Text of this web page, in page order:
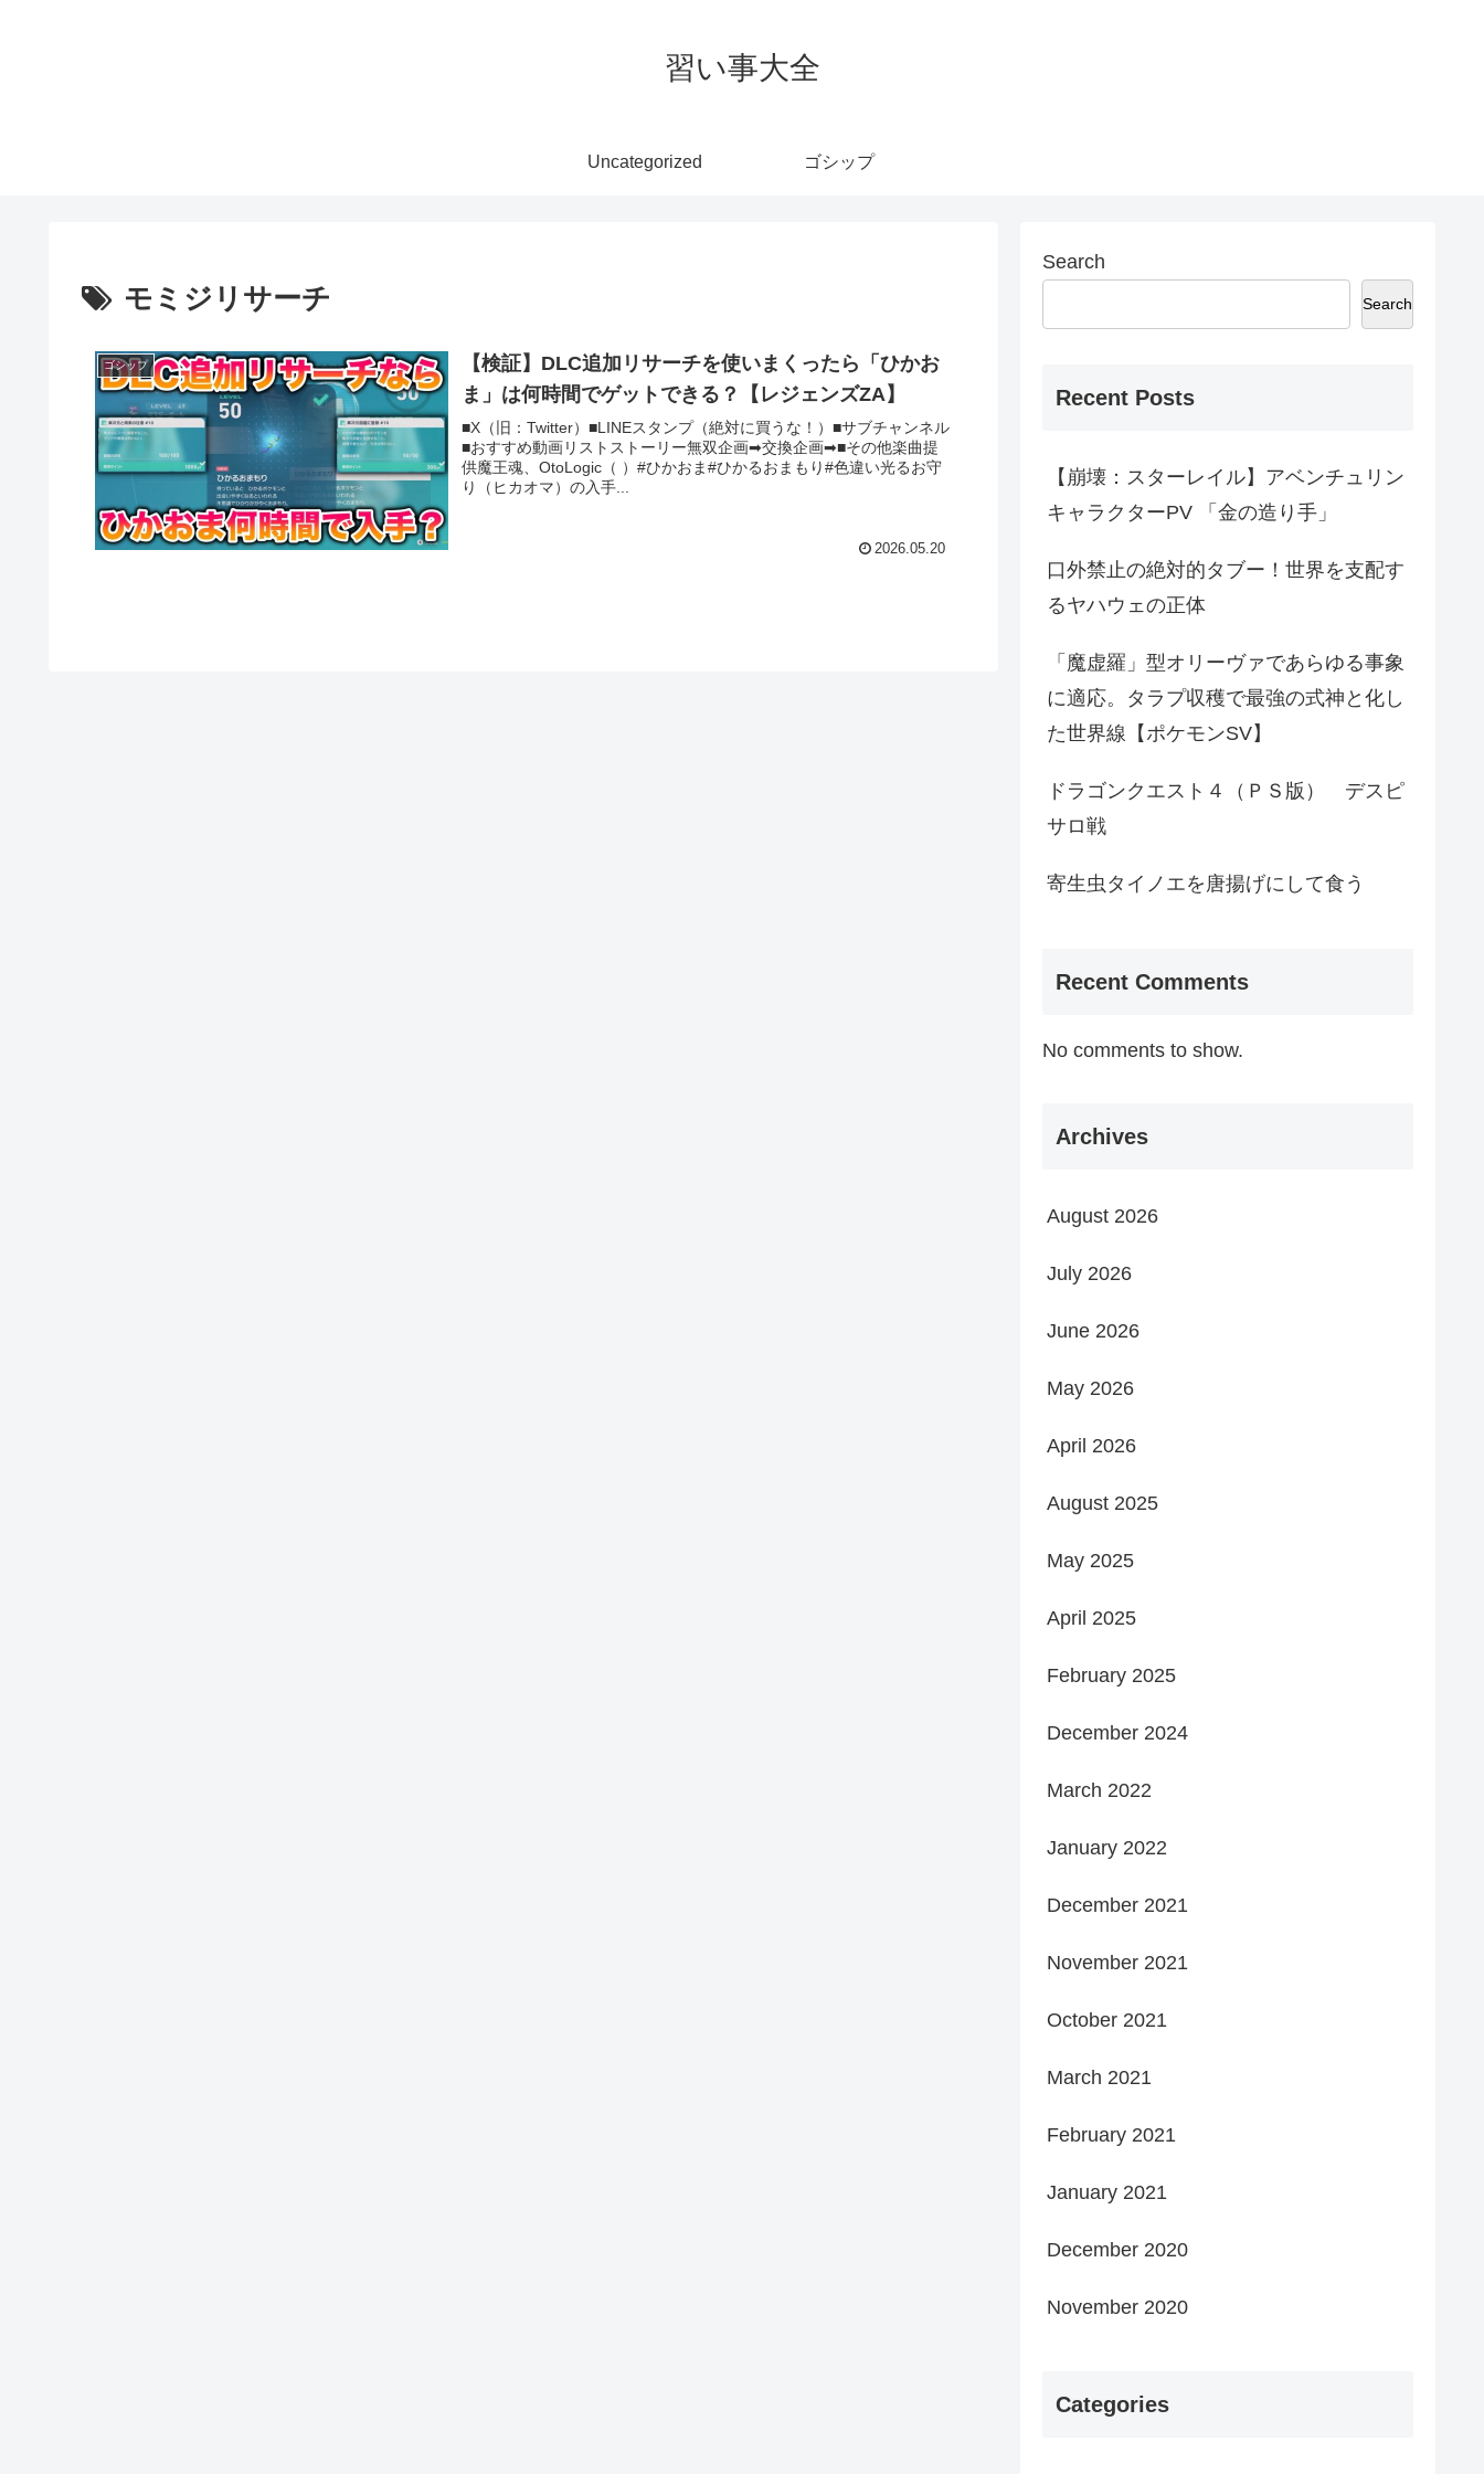
習い事大全
Uncategorized ゴシップ
モミジリサーチ
ゴシップ
【検証】DLC追加リサーチを使いまくったら「ひかお
ま」は何時間でゲットできる？【レジェンズZA】
■X（旧：Twitter）■LINEスタンプ（絶対に買うな！）■サブチャンネル
■おすすめ動画リストストーリー無双企画➡︎交換企画➡︎■その他楽曲提
供魔王魂、OtoLogic（ ）#ひかおま#ひかるおまもり#色違い光るお守
り（ヒカオマ）の入手...
2026.05.20
Search
Search
Recent Posts
【崩壊：スターレイル】アベンチュリン
キャラクターPV 「金の造り手」
口外禁止の絶対的タブー！世界を支配す
るヤハウェの正体
「魔虚羅」型オリーヴァであらゆる事象
に適応。タラプ収穫で最強の式神と化し
た世界線【ポケモンSV】
ドラゴンクエスト４（ＰＳ版） デスピ
サロ戦
寄生虫タイノエを唐揚げにして食う
Recent Comments
No comments to show.
Archives
August 2026
July 2026
June 2026
May 2026
April 2026
August 2025
May 2025
April 2025
February 2025
December 2024
March 2022
January 2022
December 2021
November 2021
October 2021
March 2021
February 2021
January 2021
December 2020
November 2020
Categories